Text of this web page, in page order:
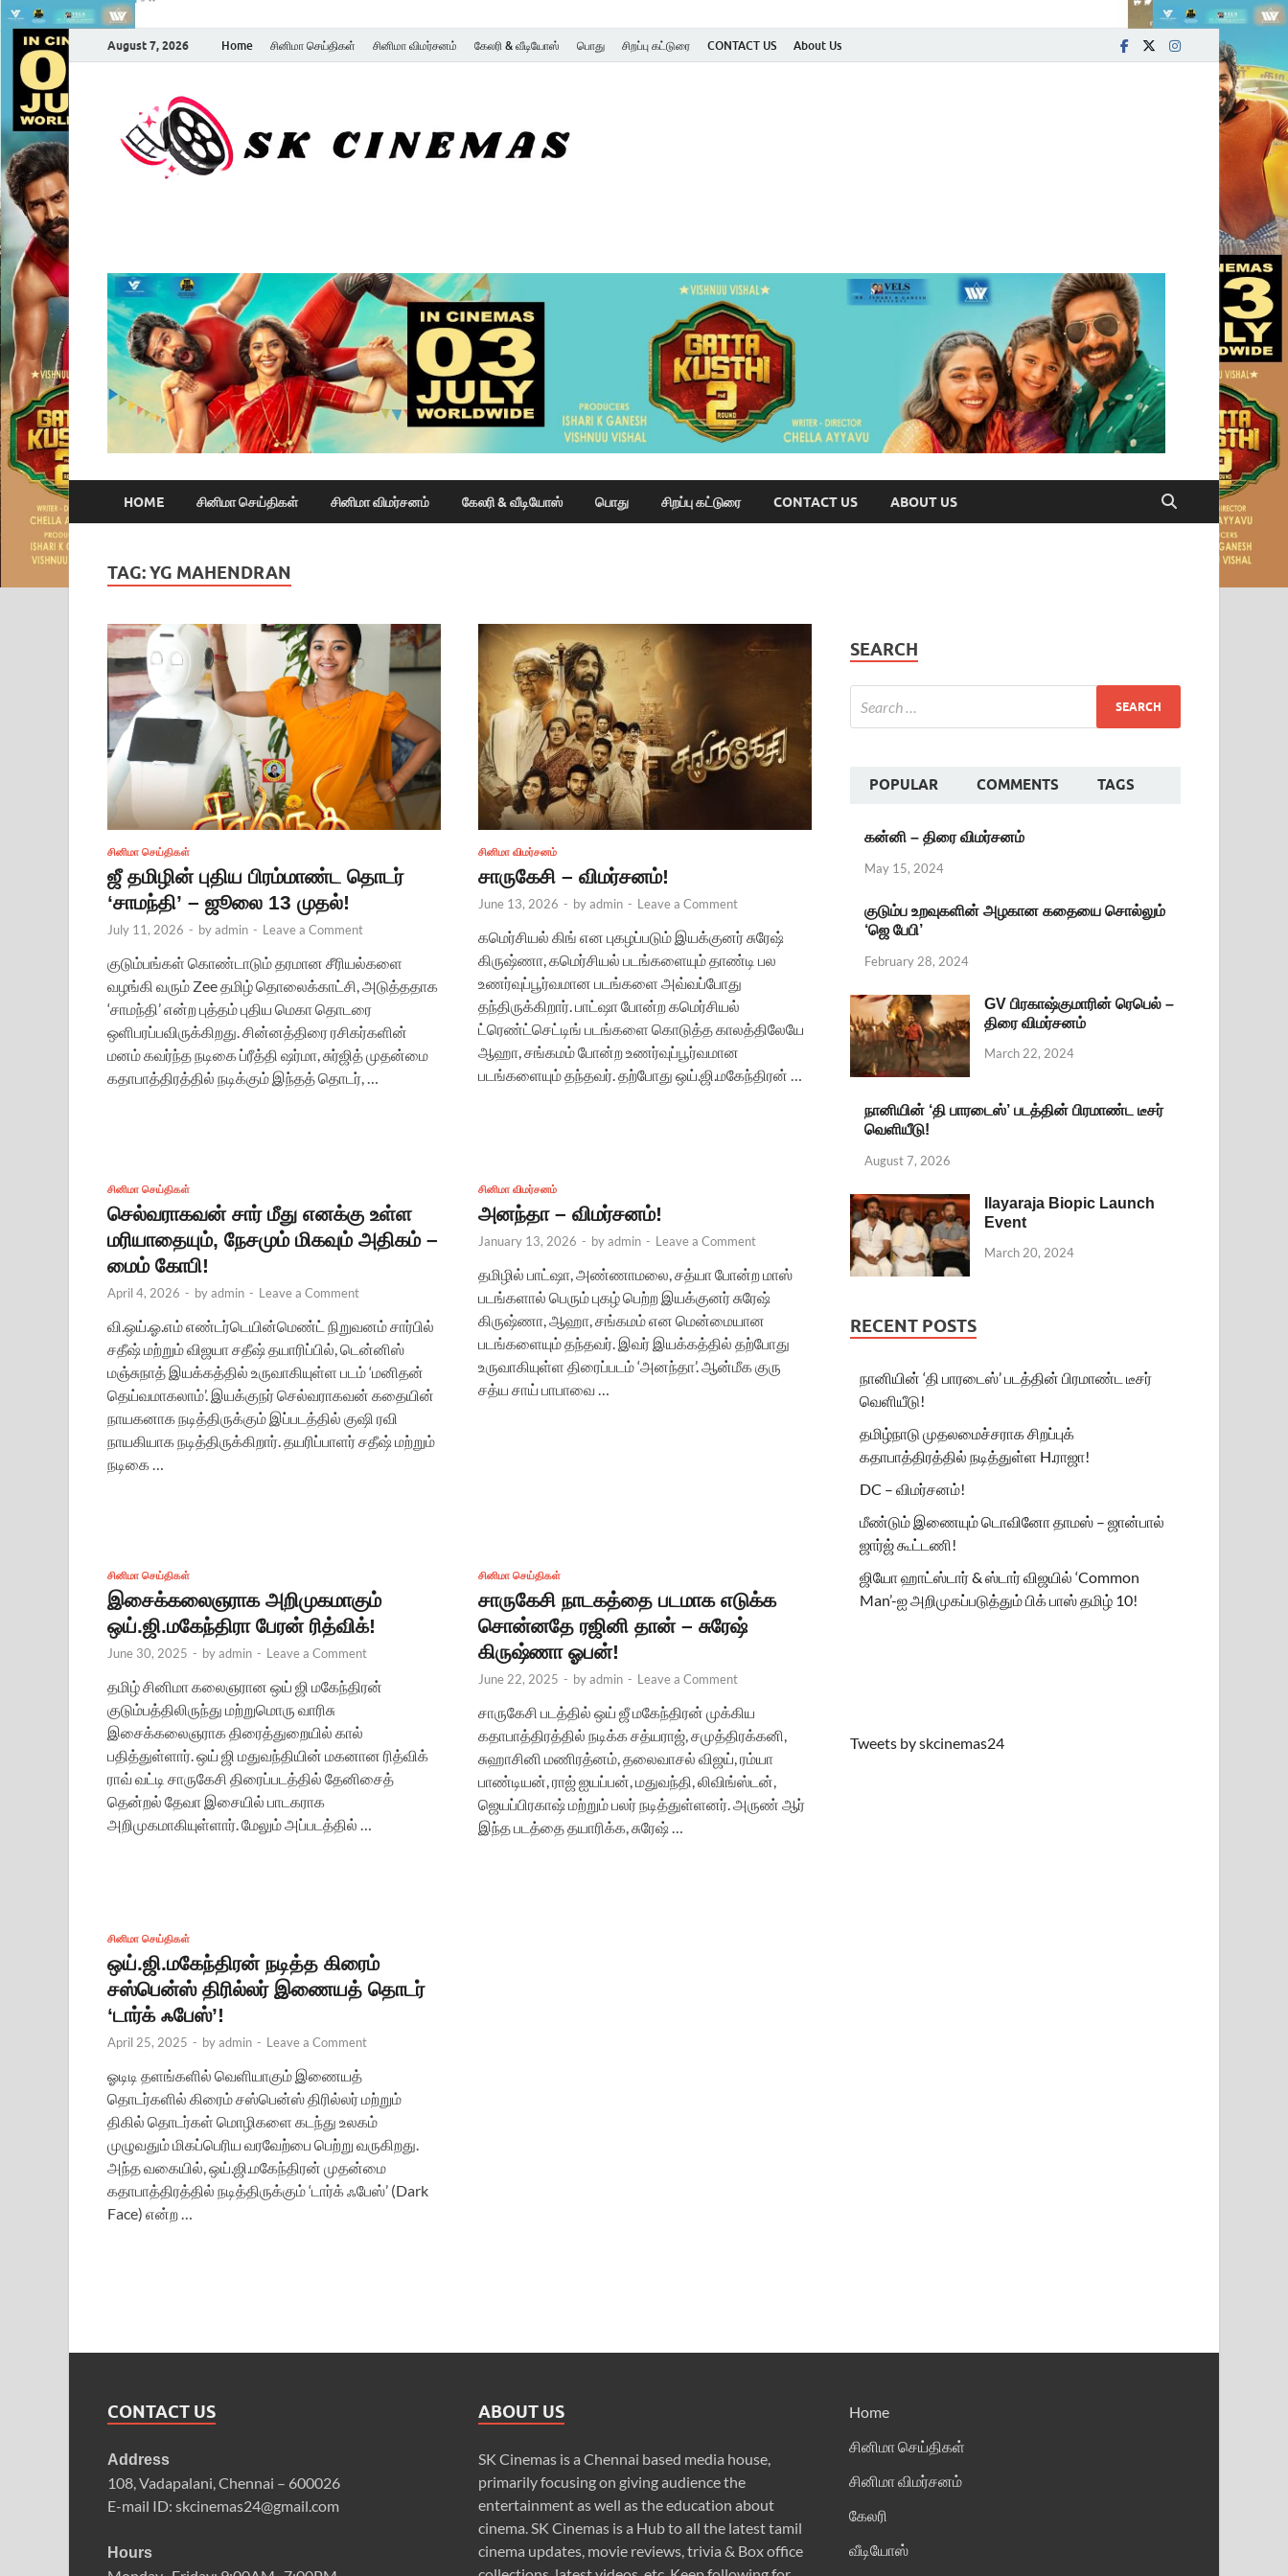
August 7, 2026 Home சினிமா செய்திகள் சினிமா விமர்சனம் கேலரி & வீடியோஸ் பொது சிறப்பு கட்டுரை CONTACT US About Us
HOME சினிமா செய்திகள் சினிமா விமர்சனம் கேலரி & வீடியோஸ் பொது சிறப்பு கட்டுரை CONTACT US ABOUT US
TAG:YG MAHENDRAN
சினிமா செய்திகள்
ஜீ தமிழின் புதிய பிரம்மாண்ட தொடர்
‘சாமந்தி’ – ஜூலை 13 முதல்!
July 11, 2026 - byadmin - Leave a Comment
குடும்பங்கள் கொண்டாடும் தரமான சீரியல்களை
வழங்கி வரும் Zee தமிழ் தொலைக்காட்சி, அடுத்ததாக
‘சாமந்தி’ என்ற புத்தம் புதிய மெகா தொடரை
ஒளிபரப்பவிருக்கிறது. சின்னத்திரை ரசிகர்களின்
மனம் கவர்ந்த நடிகை ப்ரீத்தி ஷர்மா, சுர்ஜித் முதன்மை
கதாபாத்திரத்தில் நடிக்கும் இந்தத் தொடர், …
சினிமா விமர்சனம்
சாருகேசி – விமர்சனம்!
June 13, 2026 - byadmin - Leave a Comment
கமெர்சியல் கிங் என புகழப்படும் இயக்குனர் சுரேஷ்
கிருஷ்ணா, கமெர்சியல் படங்களையும் தாண்டி பல
உணர்வுப்பூர்வமான படங்களை அவ்வப்போது
தந்திருக்கிறார். பாட்ஷா போன்ற கமெர்சியல்
ட்ரெண்ட்செட்டிங் படங்களை கொடுத்த காலத்திலேயே
ஆஹா, சங்கமம் போன்ற உணர்வுப்பூர்வமான
படங்களையும் தந்தவர். தற்போது ஒய்.ஜி.மகேந்திரன் …
சினிமா செய்திகள்
செல்வராகவன் சார் மீது எனக்கு உள்ள
மரியாதையும், நேசமும் மிகவும் அதிகம் –
மைம் கோபி!
April 4, 2026 - byadmin - Leave a Comment
வி.ஒய்.ஓ.எம் எண்டர்டெயின்மெண்ட் நிறுவனம் சார்பில்
சதீஷ் மற்றும் விஜயா சதீஷ் தயாரிப்பில், டென்னிஸ்
மஞ்சுநாத் இயக்கத்தில் உருவாகியுள்ள படம் ‘மனிதன்
தெய்வமாகலாம்’. இயக்குநர் செல்வராகவன் கதையின்
நாயகனாக நடித்திருக்கும் இப்படத்தில் குஷி ரவி
நாயகியாக நடித்திருக்கிறார். தயரிப்பாளர் சதீஷ் மற்றும்
நடிகை …
சினிமா விமர்சனம்
அனந்தா – விமர்சனம்!
January 13, 2026 - byadmin - Leave a Comment
தமிழில் பாட்ஷா, அண்ணாமலை, சத்யா போன்ற மாஸ்
படங்களால் பெரும் புகழ் பெற்ற இயக்குனர் சுரேஷ்
கிருஷ்ணா, ஆஹா, சங்கமம் என மென்மையான
படங்களையும் தந்தவர். இவர் இயக்கத்தில் தற்போது
உருவாகியுள்ள திரைப்படம் ‘அனந்தா’. ஆன்மீக குரு
சத்ய சாய் பாபாவை …
சினிமா செய்திகள்
இசைக்கலைஞராக அறிமுகமாகும்
ஒய்.ஜி.மகேந்திரா பேரன் ரித்விக்!
June 30, 2025 - byadmin - Leave a Comment
தமிழ் சினிமா கலைஞரான ஒய் ஜி மகேந்திரன்
குடும்பத்திலிருந்து மற்றுமொரு வாரிசு
இசைக்கலைஞராக திரைத்துறையில் கால்
பதித்துள்ளார். ஒய் ஜி மதுவந்தியின் மகனான ரித்விக்
ராவ் வட்டி சாருகேசி திரைப்படத்தில் தேனிசைத்
தென்றல் தேவா இசையில் பாடகராக
அறிமுகமாகியுள்ளார். மேலும் அப்படத்தில் …
சினிமா செய்திகள்
சாருகேசி நாடகத்தை படமாக எடுக்க
சொன்னதே ரஜினி தான் – சுரேஷ்
கிருஷ்ணா ஓபன்!
June 22, 2025 - byadmin - Leave a Comment
சாருகேசி படத்தில் ஒய் ஜீ மகேந்திரன் முக்கிய
கதாபாத்திரத்தில் நடிக்க சத்யராஜ், சமுத்திரக்கனி,
சுஹாசினி மணிரத்னம், தலைவாசல் விஜய், ரம்யா
பாண்டியன், ராஜ் ஐயப்பன், மதுவந்தி, லிவிங்ஸ்டன்,
ஜெயப்பிரகாஷ் மற்றும் பலர் நடித்துள்ளனர். அருண் ஆர்
இந்த படத்தை தயாரிக்க, சுரேஷ் …
சினிமா செய்திகள்
ஒய்.ஜி.மகேந்திரன் நடித்த கிரைம்
சஸ்பென்ஸ் திரில்லர் இணையத் தொடர்
‘டார்க் ஃபேஸ்’!
April 25, 2025 - byadmin - Leave a Comment
ஓடிடி தளங்களில் வெளியாகும் இணையத்
தொடர்களில் கிரைம் சஸ்பென்ஸ் திரில்லர் மற்றும்
திகில் தொடர்கள் மொழிகளை கடந்து உலகம்
முழுவதும் மிகப்பெரிய வரவேற்பை பெற்று வருகிறது.
அந்த வகையில், ஒய்.ஜி.மகேந்திரன் முதன்மை
கதாபாத்திரத்தில் நடித்திருக்கும் ‘டார்க் ஃபேஸ்’ (Dark
Face) என்ற …
SEARCH
POPULAR COMMENTS TAGS
கன்னி – திரை விமர்சனம்
May 15, 2024
குடும்ப உறவுகளின் அழகான கதையை சொல்லும்
‘ஜெ பேபி’
February 28, 2024
GV பிரகாஷ்குமாரின் ரெபெல் –
திரை விமர்சனம்
March 22, 2024
நானியின் ‘தி பாரடைஸ்’ படத்தின் பிரமாண்ட டீசர்
வெளியீடு!
August 7, 2026
Ilayaraja Biopic Launch
Event
March 20, 2024
RECENT POSTS
நானியின் ‘தி பாரடைஸ்’ படத்தின் பிரமாண்ட டீசர்
வெளியீடு!
தமிழ்நாடு முதலமைச்சராக சிறப்புக்
கதாபாத்திரத்தில் நடித்துள்ள H.ராஜா!
DC – விமர்சனம்!
மீண்டும் இணையும் டொவினோ தாமஸ் – ஜான்பால்
ஜார்ஜ் கூட்டணி!
ஜியோ ஹாட்ஸ்டார் & ஸ்டார் விஜயில் ‘Common
Man’-ஐ அறிமுகப்படுத்தும் பிக் பாஸ் தமிழ் 10!
Tweets by skcinemas24
CONTACT US
Address
108, Vadapalani, Chennai – 600026
E-mail ID: skcinemas24@gmail.com
Hours
ABOUT US
SK Cinemas is a Chennai based media house,
primarily focusing on giving audience the
entertainment as well as the education about
cinema. SK Cinemas is a Hub to all the latest tamil
cinema updates, movie reviews, trivia & Box office
Home
சினிமா செய்திகள்
சினிமா விமர்சனம்
கேலரி
வீடியோஸ்